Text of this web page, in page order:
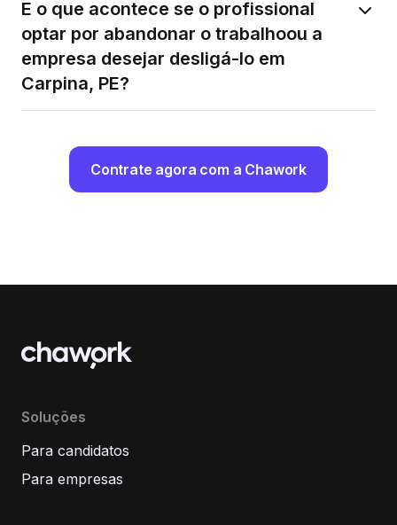
E o que acontece se o profissional
optar por abandonar o trabalhoou a
empresa desejar desligá-lo em
Carpina, PE?
Contrate agora com a Chawork
Soluções
Para candidatos
Para empresas